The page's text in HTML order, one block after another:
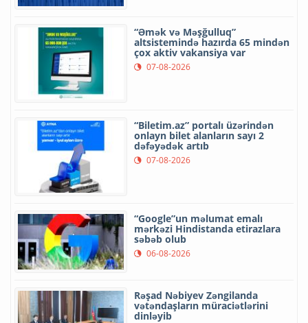
“Əmək və Məşğulluq”
altsistemində hazırda 65 mindən
çox aktiv vakansiya var
07-08-2026
“Biletim.az” portalı üzərindən
onlayn bilet alanların sayı 2
dəfəyədək artıb
07-08-2026
“Google”un məlumat emalı
mərkəzi Hindistanda etirazlara
səbəb olub
06-08-2026
Rəşad Nəbiyev Zəngilanda
vətəndaşların müraciətlərini
dinləyib